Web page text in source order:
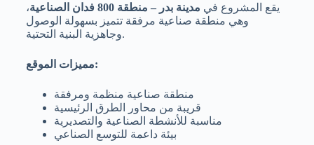
يقع المشروع في مدينة بدر – منطقة 800 فدان الصناعية
،
وهي منطقة صناعية مرفقة تتميز بسهولة الوصول
وجاهزية البنية التحتية.
مميزات الموقع:
منطقة صناعية منظمة ومرفقة
قريبة من محاور الطرق الرئيسية
مناسبة للأنشطة الصناعية والتصديرية
بيئة داعمة للتوسع الصناعي